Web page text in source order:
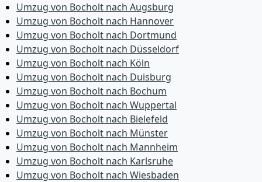
Umzug von Bocholt nach Augsburg
Umzug von Bocholt nach Hannover
Umzug von Bocholt nach Dortmund
Umzug von Bocholt nach Düsseldorf
Umzug von Bocholt nach Köln
Umzug von Bocholt nach Duisburg
Umzug von Bocholt nach Bochum
Umzug von Bocholt nach Wuppertal
Umzug von Bocholt nach Bielefeld
Umzug von Bocholt nach Münster
Umzug von Bocholt nach Mannheim
Umzug von Bocholt nach Karlsruhe
Umzug von Bocholt nach Wiesbaden